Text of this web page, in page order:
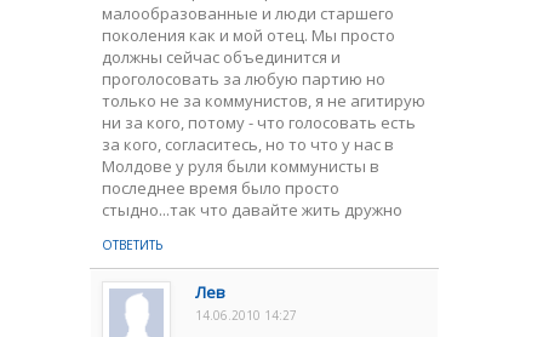
малообразованные и люди старшего
поколения как и мой отец. Мы просто
должны сейчас объединится и
проголосовать за любую партию но
только не за коммунистов, я не агитирую
ни за кого, потому - что голосовать есть
за кого, согласитесь, но то что у нас в
Молдове у руля были коммунисты в
последнее время было просто
стыдно...так что давайте жить дружно
ОТВЕТИТЬ
Лев
14.06.2010 14:27